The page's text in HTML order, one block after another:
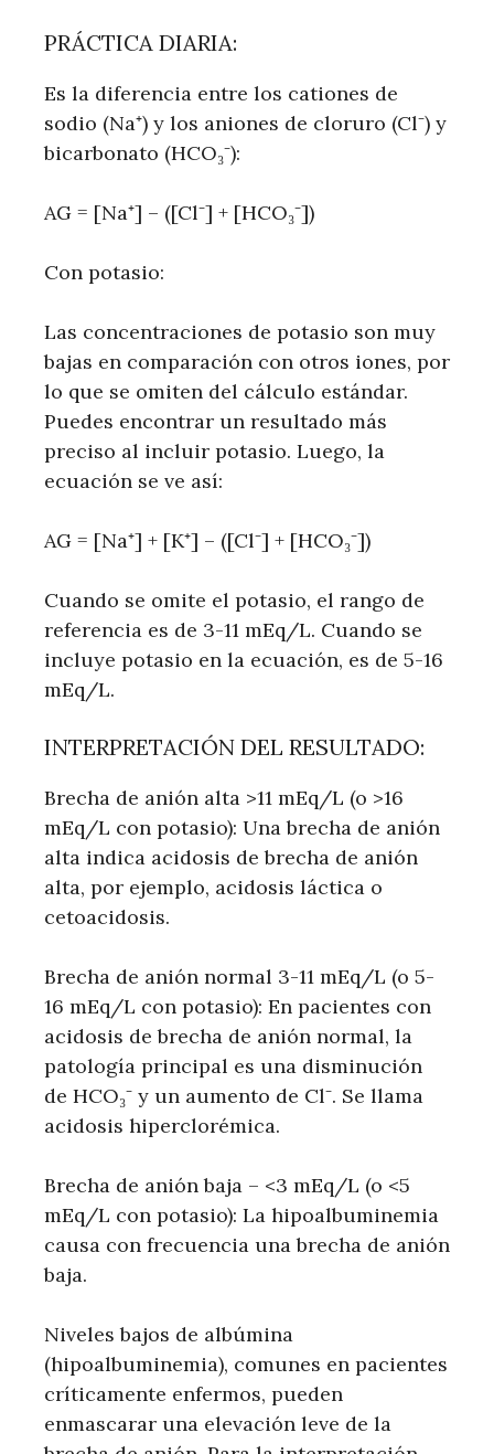
PRÁCTICA DIARIA:
Es la diferencia entre los cationes de
sodio (Na⁺) y los aniones de cloruro (Cl⁻) y
bicarbonato (HCO₃⁻):
AG = [Na⁺] – ([Cl⁻] + [HCO₃⁻])
Con potasio:
Las concentraciones de potasio son muy
bajas en comparación con otros iones, por
lo que se omiten del cálculo estándar.
Puedes encontrar un resultado más
preciso al incluir potasio. Luego, la
ecuación se ve así:
AG = [Na⁺] + [K⁺] – ([Cl⁻] + [HCO₃⁻])
Cuando se omite el potasio, el rango de
referencia es de 3-11 mEq/L. Cuando se
incluye potasio en la ecuación, es de 5-16
mEq/L.
INTERPRETACIÓN DEL RESULTADO:
Brecha de anión alta >11 mEq/L (o >16
mEq/L con potasio): Una brecha de anión
alta indica acidosis de brecha de anión
alta, por ejemplo, acidosis láctica o
cetoacidosis.
Brecha de anión normal 3-11 mEq/L (o 5-
16 mEq/L con potasio): En pacientes con
acidosis de brecha de anión normal, la
patología principal es una disminución
de HCO₃⁻ y un aumento de Cl⁻. Se llama
acidosis hiperclorémica.
Brecha de anión baja – <3 mEq/L (o <5
mEq/L con potasio): La hipoalbuminemia
causa con frecuencia una brecha de anión
baja.
Niveles bajos de albúmina
(hipoalbuminemia), comunes en pacientes
críticamente enfermos, pueden
enmascarar una elevación leve de la